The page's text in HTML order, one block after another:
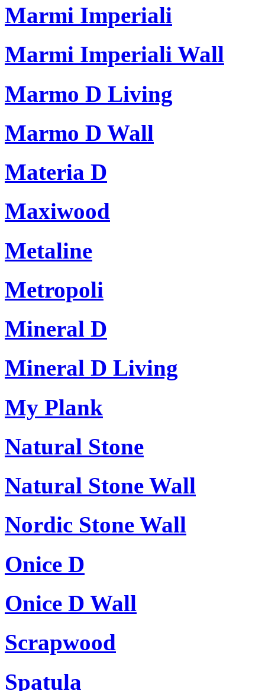
Marmi Imperiali
Marmi Imperiali Wall
Marmo D Living
Marmo D Wall
Materia D
Maxiwood
Metaline
Metropoli
Mineral D
Mineral D Living
My Plank
Natural Stone
Natural Stone Wall
Nordic Stone Wall
Onice D
Onice D Wall
Scrapwood
Spatula